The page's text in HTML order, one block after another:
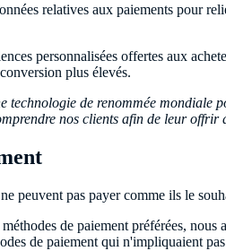
relatives aux paiements pour
personnalisées offertes aux
plus élevés.
technologie de renommée
nos clients afin de leur offrir
peuvent pas payer comme ils le
de paiement préférées,
de paiement qui n'impliquaient